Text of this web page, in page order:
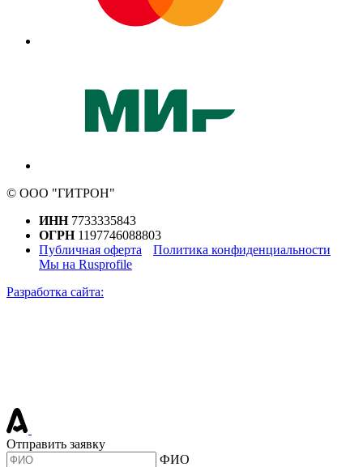
© ООО "ГИТРОН"
ИНН7733335843
ОГРН1197746088803
Публичная оферта
Политика конфиденциальности
Мы на Rusprofile
Разработка сайта:
Отправить заявку
ФИО